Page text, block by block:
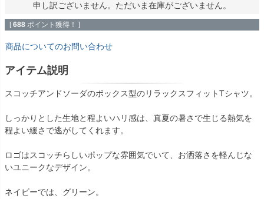
申し訳ございません。ただいま在庫がございません。
[ 688 ポイント獲得！ ]
商品についてのお問い合わせ
アイテム説明
スコッチアンドソーダのボックス型のリラックスフィットTシャツ。
しっかりとした生地と程よいハリ感は、真夏の暑さで生じる熱気を
程よい緩さで逃がしてくれます。
ロゴはスコッチらしいポップな雰囲気でいて、お洒落さを軽んじな
いユニークなデザイン。
ネイビーでは、グリーン。